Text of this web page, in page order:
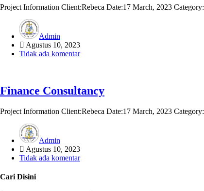
Project Information Client:Rebeca Date:17 March, 2023
Admin
Agustus 10, 2023
Tidak ada komentar
Finance Consultancy
Project Information Client:Rebeca Date:17 March, 2023
Admin
Agustus 10, 2023
Tidak ada komentar
Cari Disini